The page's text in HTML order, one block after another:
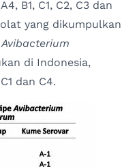
B1, C1, C2, C3 dan
yang dikumpulkan
Avibacterium
di Indonesia,
dan C4.